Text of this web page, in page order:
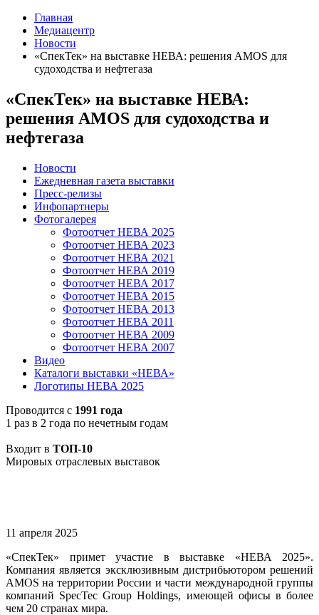
Главная
Медиацентр
Новости
«СпекТек» на выставке НЕВА: решения AMOS для
судоходства и нефтегаза
«СпекТек» на выставке НЕВА:
решения AMOS для судоходства и
нефтегаза
Новости
Ежедневная газета выставки
Пресс-релизы
Инфопартнеры
Фотогалерея
Фотоотчет НЕВА 2025
Фотоотчет НЕВА 2023
Фотоотчет НЕВА 2021
Фотоотчет НЕВА 2019
Фотоотчет НЕВА 2017
Фотоотчет НЕВА 2015
Фотоотчет НЕВА 2013
Фотоотчет НЕВА 2011
Фотоотчет НЕВА 2009
Фотоотчет НЕВА 2007
Видео
Каталоги выставки «НЕВА»
Логотипы НЕВА 2025
Проводится с 1991 года
1 раз в 2 года по нечетным годам
Входит в ТОП-10
Мировых отраслевых выставок
11 апреля 2025
«СпекТек» примет участие в выставке «НЕВА 2025».
Компания является эксклюзивным дистрибьютором решений
AMOS на территории России и части международной группы
компаний SpecTec Group Holdings, имеющей офисы в более
чем 20 странах мира.